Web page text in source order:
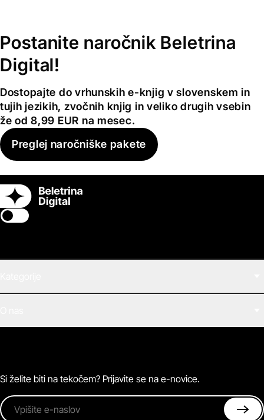
Postanite naročnik Beletrina
Digital!
Dostopajte do vrhunskih e-knjig v slovenskem in
tujih jezikih, zvočnih knjig in veliko drugih vsebin
že od 8,99 EUR na mesec.
Preglej naročniške pakete
Switch theme
Zvočne knjige
Kontaktirajte nas
Si želite biti na tekočem? Prijavite se na e-novice.
Vpišite e-naslov